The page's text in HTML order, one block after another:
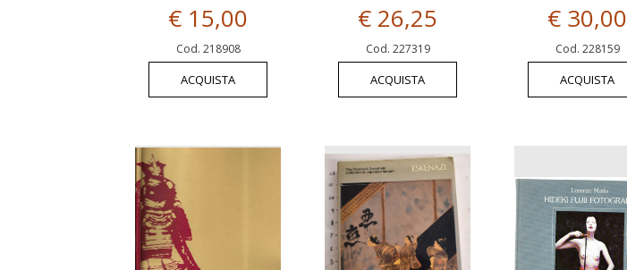
€ 15,00
Cod. 218908
ACQUISTA
€ 26,25
Cod. 227319
ACQUISTA
€ 30,00
Cod. 228159
ACQUISTA